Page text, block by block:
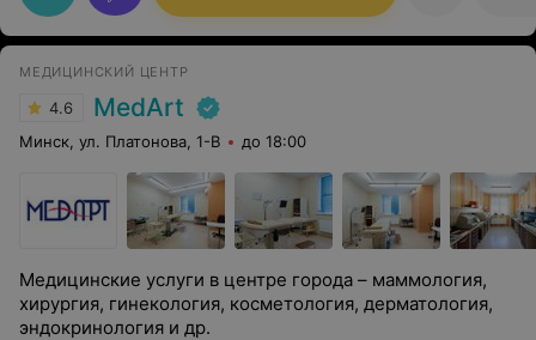
МЕДИЦИНСКИЙ ЦЕНТР
4.6 MedArt
Минск, ул. Платонова, 1-В до 18:00
Медицинские услуги в центре города – маммология,
хирургия, гинекология, косметология, дерматология,
эндокринология и др.